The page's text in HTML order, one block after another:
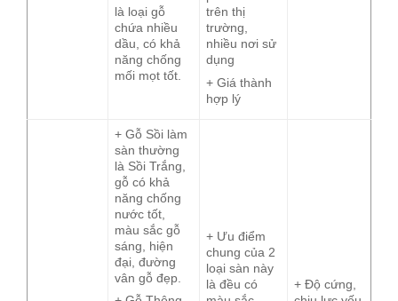
là loại gỗ
chứa nhiều
dầu, có khả
năng chống
mối mọt tốt.
trên thị
trường,
nhiều nơi sử
dụng
+ Giá thành
hợp lý
+ Gỗ Sồi làm
sàn thường
là Sồi Trắng,
gỗ có khả
năng chống
nước tốt,
màu sắc gỗ
sáng, hiện
đại, đường
vân gỗ đẹp.
+ Ưu điểm
chung của 2
loại sàn này
là đều có
+ Độ cứng,